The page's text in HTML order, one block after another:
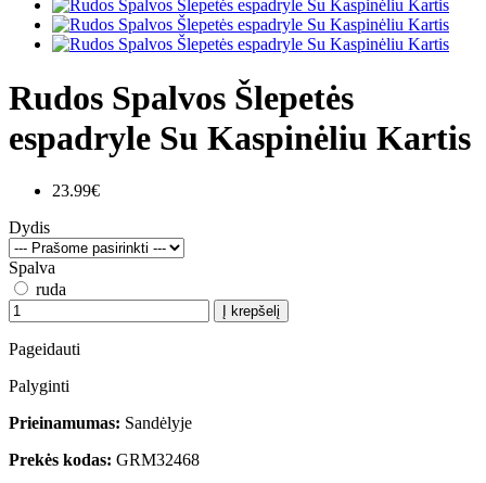
Rudos Spalvos Šlepetės
espadryle Su Kaspinėliu Kartis
23.99€
Dydis
Spalva
ruda
Į krepšelį
Pageidauti
Palyginti
Prieinamumas: Sandėlyje
Prekės kodas: GRM32468